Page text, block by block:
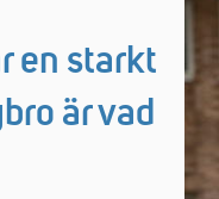
en starkt
är vad